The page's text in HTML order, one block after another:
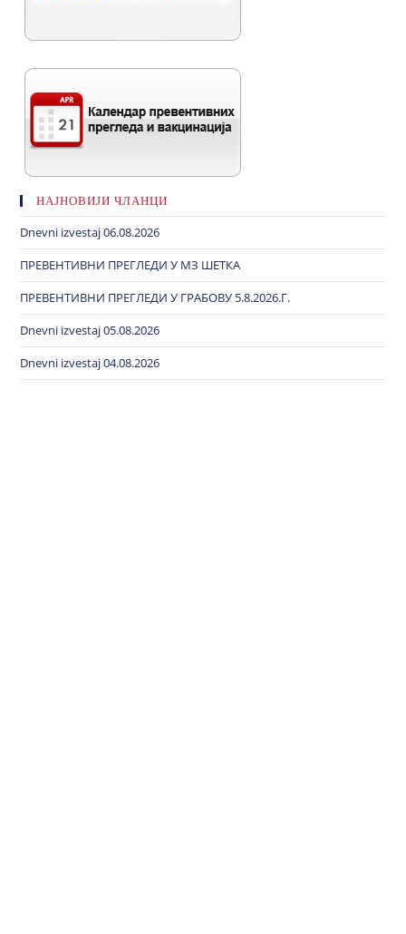
НАЈНОВИЈИ ЧЛАНЦИ
Dnevni izvestaj 06.08.2026
ПРЕВЕНТИВНИ ПРЕГЛЕДИ У МЗ ШЕТКА
ПРЕВЕНТИВНИ ПРЕГЛЕДИ У ГРАБОВУ 5.8.2026.Г.
Dnevni izvestaj 05.08.2026
Dnevni izvestaj 04.08.2026